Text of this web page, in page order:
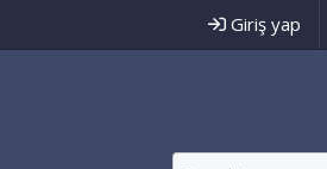
Giriş yap